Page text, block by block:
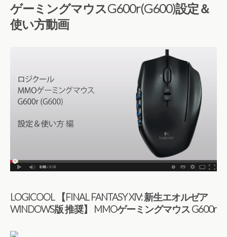
ゲーミングマウスG600r(G600)設定＆
使い方動画
LOGICOOL 【FINAL FANTASY XIV: 新生エオルゼア
WINDOWS版 推奨】 MMOゲーミングマウス G600r